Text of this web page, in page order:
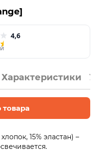
4,6
Характеристики
15% эластан) –